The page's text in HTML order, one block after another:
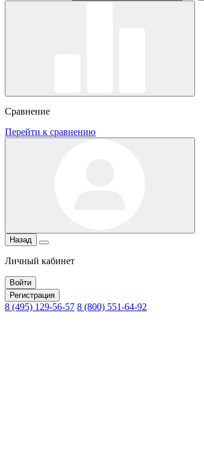
Сравнение
Перейти к сравнению
Назад
Личный кабинет
Войти
Регистрация
8 (495) 129-56-57 8 (800) 551-64-92